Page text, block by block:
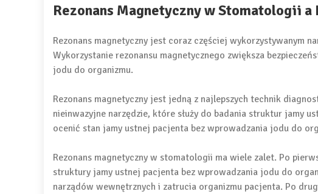
Rezonans Magnetyczny w Stomatologii
Rezonans magnetyczny jest coraz częściej wykorzystywanym
Wykorzystanie rezonansu magnetycznego zwiększa
jodu do organizmu.
Rezonans magnetyczny jest jedną z najlepszych technik
nieinwazyjne narzędzie, które służy do badania struktur jamy
ocenić stan jamy ustnej pacjenta bez wprowadzania jodu do
Rezonans magnetyczny w stomatologii ma wiele zalet. Po
struktury jamy ustnej pacjenta bez wprowadzania jodu do
narządów wewnętrznych i zatrucia organizmu pacjenta. Po